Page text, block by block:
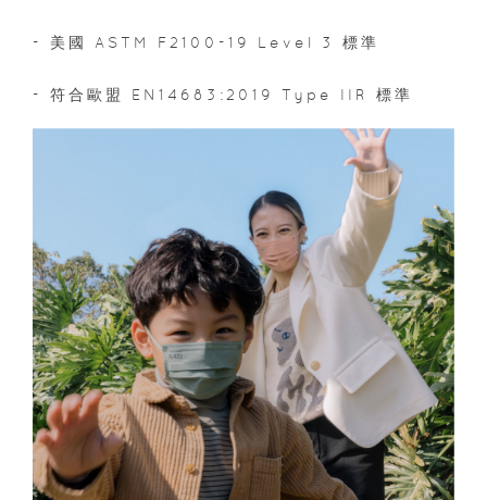
- 美國 ASTM F2100-19 Level 3 標準
- 符合歐盟 EN14683:2019 Type IIR 標準